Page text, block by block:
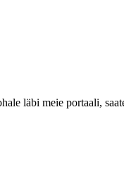
läbi meie portaali,